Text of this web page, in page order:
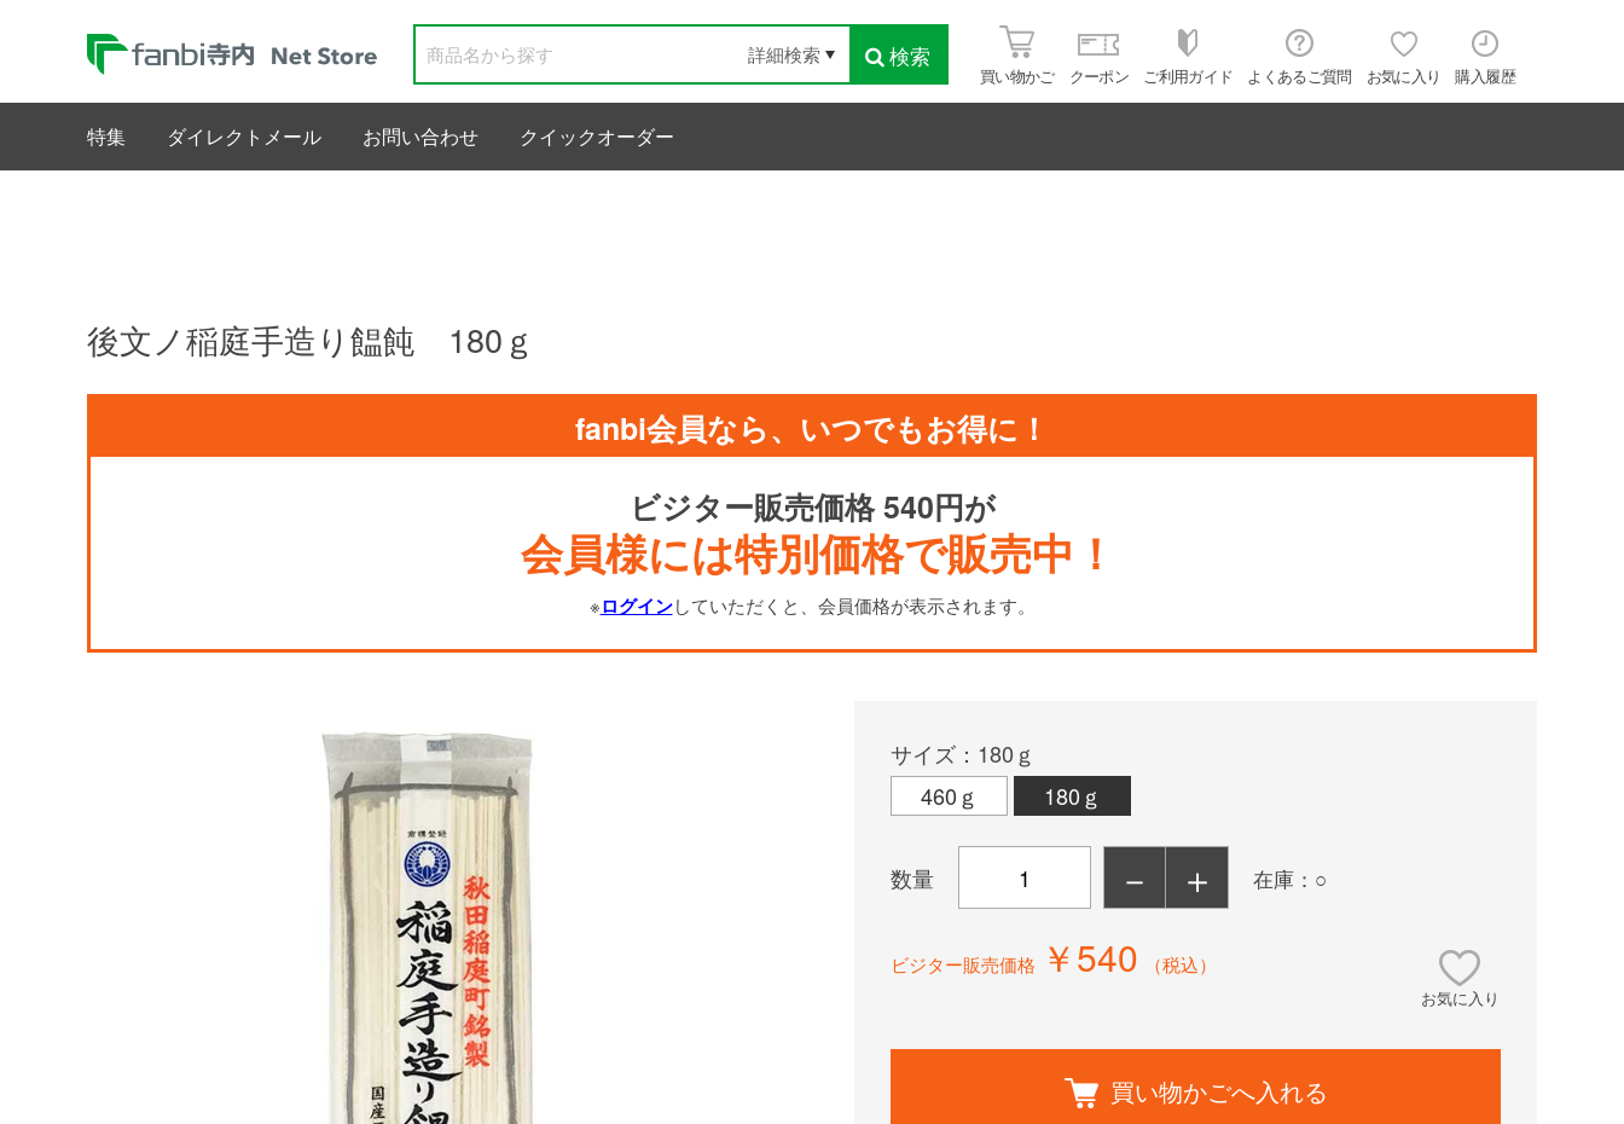
検索
詳細検索
買い物かご クーポン ご利用ガイド よくあるご質問 お気に入り 購入履歴
特集 ダイレクトメール お問い合わせ クイックオーダー
後文ノ稲庭手造り饂飩 180ｇ
fanbi会員なら、いつでもお得に！
ビジター販売価格 540円が
会員様には特別価格で販売中！
※ログインしていただくと、会員価格が表示されます。
サイズ：180ｇ
460ｇ
180ｇ
数量 － ＋ 在庫：○
ビジター販売価格 ￥540 （税込）
お気に入り
買い物かごへ入れる